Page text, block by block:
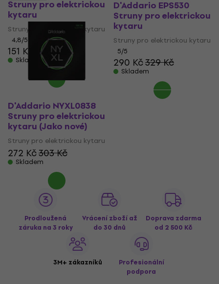
Struny pro elektrickou
kytaru
Struny pro elektrickou kytaru
4,8/5
151 Kč
Skladem
D'Addario EPS530
Struny pro elektrickou
kytaru
Struny pro elektrickou kytaru
5/5
290 Kč329 Kč
Skladem
D'Addario NYXL0838
Struny pro elektrickou
kytaru (Jako nové)
Struny pro elektrickou kytaru
272 Kč303 Kč
Skladem
Prodloužená
záruka na 3 roky
Vrácení zboží až
do 30 dnů
Doprava zdarma
od 2 500 Kč
3M+ zákazníků
Profesionální
podpora